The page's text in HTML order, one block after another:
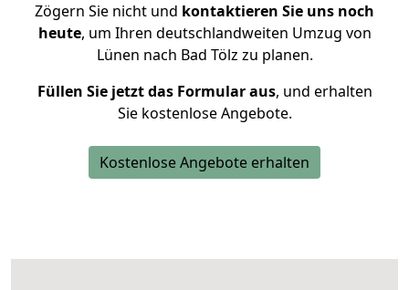
Zögern Sie nicht und kontaktieren Sie uns noch
heute, um Ihren deutschlandweiten Umzug von
Lünen nach Bad Tölz zu planen.
Füllen Sie jetzt das Formular aus, und erhalten
Sie kostenlose Angebote.
Kostenlose Angebote erhalten